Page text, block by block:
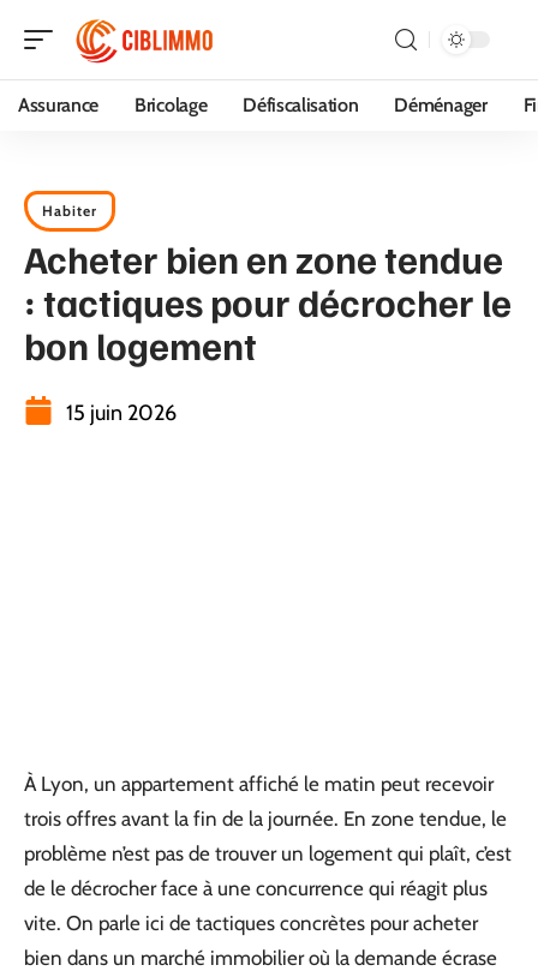
Assurance Bricolage Défiscalisation Déménager
Habiter
Acheter bien en zone tendue
: tactiques pour décrocher le
bon logement
15 juin 2026
À Lyon, un appartement affiché le matin peut recevoir
trois offres avant la fin de la journée. En zone tendue, le
problème n’est pas de trouver un logement qui plaît, c’est
de le décrocher face à une concurrence qui réagit plus
vite. On parle ici de tactiques concrètes pour acheter
bien dans un marché immobilier où la demande écrase